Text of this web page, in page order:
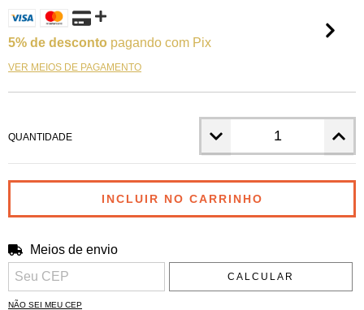
5% de desconto pagando com Pix
VER MEIOS DE PAGAMENTO
QUANTIDADE
Entregas para o CEP:
Meios de envio
CALCULAR
NÃO SEI MEU CEP